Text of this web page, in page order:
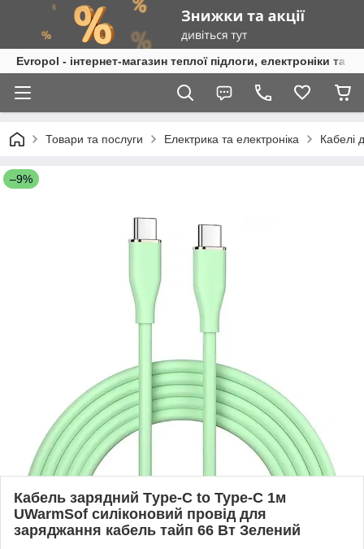
Evropol - інтернет-магазин теплої підлоги, електроніки та
Товари та послуги Електрика та електроніка Кабелі
–9%
Кабель зарядний Тype-C to Type-C 1м
UWarmSof силіконовий провід для
заряджання кабель тайп 66 Вт Зелений